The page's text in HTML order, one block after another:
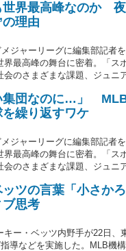
切なマインドを教えてくれ
世界最高峰なのか
理由
メジャーリーグに編集部記者
最高峰の舞台に密着。「
のさまざまな課題、ジュニ
も活躍するためのコツ」。
体重81キロとメジャーでは
して将来の殿堂入りも確実
いた。（取材・文＝THE
集団なのに…」
繰り返すワケ
メジャーリーグに編集部記者
最高峰の舞台に密着。「
のさまざまな課題、ジュニ
ャースの試合前ルーティン
地味”なルーティンを取材す
文＝THE ANSWER編集部・
ッツの言葉「小さ
思考
ー・ベッツ内野手が22日、
導などを実施した。MLB機